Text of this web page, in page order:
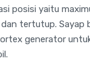
posisi yaitu
tertutup. Sayap
generator